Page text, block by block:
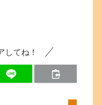
してね！